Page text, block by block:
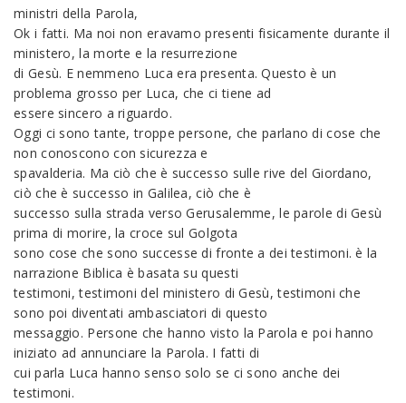
ministri della Parola,
Ok i fatti. Ma noi non eravamo presenti fisicamente durante il
ministero, la morte e la resurrezione
di Gesù. E nemmeno Luca era presenta. Questo è un
problema grosso per Luca, che ci tiene ad
essere sincero a riguardo.
Oggi ci sono tante, troppe persone, che parlano di cose che
non conoscono con sicurezza e
spavalderia. Ma ciò che è successo sulle rive del Giordano,
ciò che è successo in Galilea, ciò che è
successo sulla strada verso Gerusalemme, le parole di Gesù
prima di morire, la croce sul Golgota
sono cose che sono successe di fronte a dei testimoni. è la
narrazione Biblica è basata su questi
testimoni, testimoni del ministero di Gesù, testimoni che
sono poi diventati ambasciatori di questo
messaggio. Persone che hanno visto la Parola e poi hanno
iniziato ad annunciare la Parola. I fatti di
cui parla Luca hanno senso solo se ci sono anche dei
testimoni.